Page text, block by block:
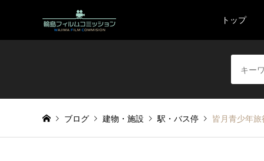
トップ
ブログ 建物・施設 駅・バス停 皆月青少年